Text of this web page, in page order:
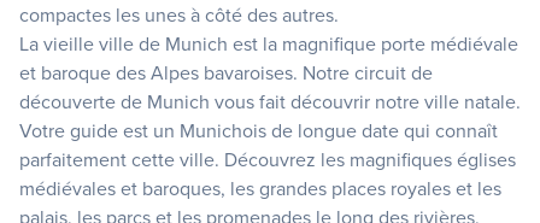
compactes les unes à côté des autres.
La vieille ville de Munich est la magnifique porte médiévale
et baroque des Alpes bavaroises. Notre circuit de
découverte de Munich vous fait découvrir notre ville natale.
Votre guide est un Munichois de longue date qui connaît
parfaitement cette ville. Découvrez les magnifiques églises
médiévales et baroques, les grandes places royales et les
palais, les parcs et les promenades le long des rivières,